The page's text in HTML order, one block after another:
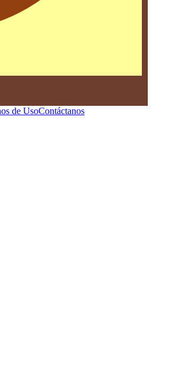
de UsoContáctanos